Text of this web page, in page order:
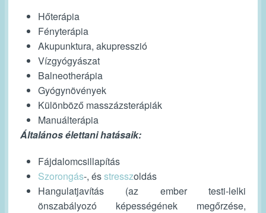
Hőterápia
Fényterápia
Akupunktura, akupresszió
Vízgyógyászat
Balneotherápia
Gyógynövények
Különböző masszázsterápiák
Manuálterápia
Általános élettani hatásaik:
Fájdalomcsillapítás
Szorongás-, ésstresszoldás
Hangulatjavítás (az ember testi-lelki
önszabályozó képességének megőrzése,